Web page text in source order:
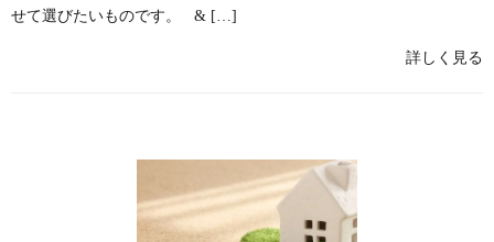
せて選びたいものです。 & […]
詳しく見る